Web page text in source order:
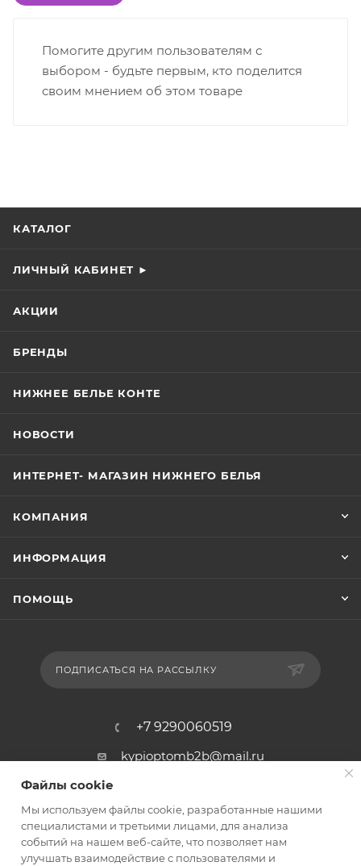
Помогите другим пользователям с
выбором - будьте первым, кто поделится
своим мнением об этом товаре
КАТАЛОГ
ЛИЧНЫЙ КАБИНЕТ ►
АКЦИИ
БРЕНДЫ
НИЖНЕЕ БЕЛЬЕ КОНТЕ
НОВОСТИ
ИНТЕРНЕТ- МАГАЗИН НИЖНЕГО БЕЛЬЯ
КОМПАНИЯ
ИНФОРМАЦИЯ
ПОМОЩЬ
ПОДПИСАТЬСЯ НА РАССЫЛКУ
+7 9290060519
kypioptomb2b@mail.ru
Оптово-розничная торговля.
Оптовые цены от 5000₽. Нет
минимальной суммы заказа.
Файлы cookie
Мы используем файлы cookie, разработанные нашими
специалистами и третьими лицами, для анализа
событий на нашем веб-сайте, что позволяет нам
улучшать взаимодействие с пользователями и